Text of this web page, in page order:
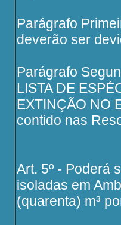
Parágrafo
deverão ser
Parágrafo
LISTA DE
EXTINÇÃO NO
contido nas
Art. 5º - Poderá
isoladas em
(quarenta) m³